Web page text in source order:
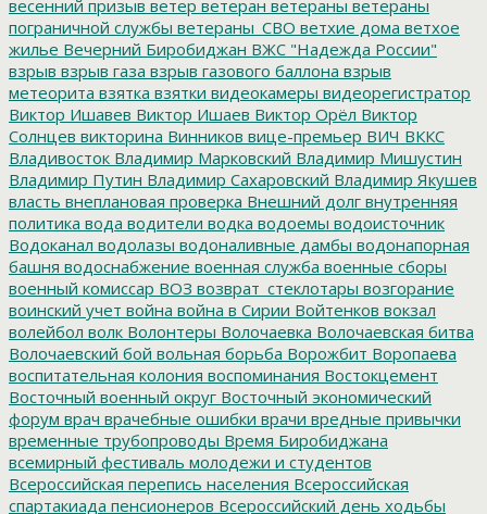
весенний призыв ветер ветеран ветераны ветераны
пограничной службы ветераны_СВО ветхие дома ветхое
жилье Вечерний Биробиджан ВЖС "Надежда России"
взрыв взрыв газа взрыв газового баллона взрыв
метеорита взятка взятки видеокамеры видеорегистратор
Виктор Ишавев Виктор Ишаев Виктор Орёл Виктор
Солнцев викторина Винников вице-премьер ВИЧ ВККС
Владивосток Владимир Марковский Владимир Мишустин
Владимир Путин Владимир Сахаровский Владимир Якушев
власть внеплановая проверка Внешний долг внутренняя
политика вода водители водка водоемы водоисточник
Водоканал водолазы водоналивные дамбы водонапорная
башня водоснабжение военная служба военные сборы
военный комиссар ВОЗ возврат_стеклотары возгорание
воинский учет война война в Сирии Войтенков вокзал
волейбол волк Волонтеры Волочаевка Волочаевская битва
Волочаевский бой вольная борьба Ворожбит Воропаева
воспитательная колония воспоминания Востокцемент
Восточный военный округ Восточный экономический
форум врач врачебные ошибки врачи вредные привычки
временные трубопроводы Время Биробиджана
всемирный фестиваль молодежи и студентов
Всероссийская перепись населения Всероссийская
спартакиада пенсионеров Всероссийский день ходьбы